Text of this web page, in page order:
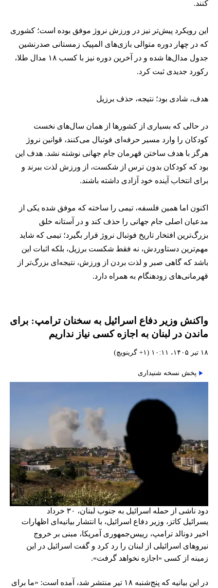
کنند.
این رویکرد پیش‌تر نیز در ورزش نروژ موفق بوده است؛ کشوری
که در چهار دوره متوالی بازی‌های المپیک زمستانی صدرنشین
جدول مدال‌ها شده و در آخرین دوره نیز با کسب ۱۸ مدال طلا،
رکورد جدیدی ثبت کرد.
هدف، شادی بود؛ نتیجه، حذف برزیل
در حالی که بسیاری از کشورها از همان سال‌های نخست
کودکان را وارد مسیر حرفه‌ای فوتبال می‌کنند، قوانین نروژ
هرگز با هدف ساختن قهرمان جام جهانی نوشته نشد. هدف این
بود که کودکان بدون ترس از شکست، از ورزش لذت ببرند و
برای انتخاب آینده خود آزادی داشته باشند.
اکنون اما همین فلسفه، تیمی را ساخته که موفق شده یکی از
مدعیان اصلی جام جهانی را حذف کند و در آستانه خلق
بزرگ‌ترین افتخار تاریخ فوتبال نروژ قرار بگیرد؛ تیمی که شاید
مهم‌ترین دستاوردش، نه فقط شکست برزیل، بلکه اثبات این
باشد که گاهی صبر و لذت بردن از ورزش، نتیجه‌ای بزرگ‌تر از
قهرمانی‌های زودهنگام به همراه دارد.
واکنش وزیر دفاع اسرائیل به سخنان ترامپ: برای
ماندن در لبنان به اجازه کسی نیاز نداریم
۱۸ تیر ۱۴۰۵، ۱۰:۱۱ (‎+۱ گرینویچ)
پخش نسخه شنیداری
دود ناشی از حمله اسرائیل به جنوب لبنان، ۳۰ خرداد
یسرائیل کاتز، وزیر دفاع اسرائیل، با انتشار بیانیه‌ای اظهارات
اخیر دونالد ترامپ، رییس‌جمهوری آمریکا، مبنی بر خروج
نیروهای اسرائیلی از لبنان را رد کرد و گفت اسرائیل در این
زمینه از کسی «اجازه نخواهد گرفت».
در این بیانیه که پنج‌شنبه ۱۸ تیر منتشر شد، آمده است: «ما برای